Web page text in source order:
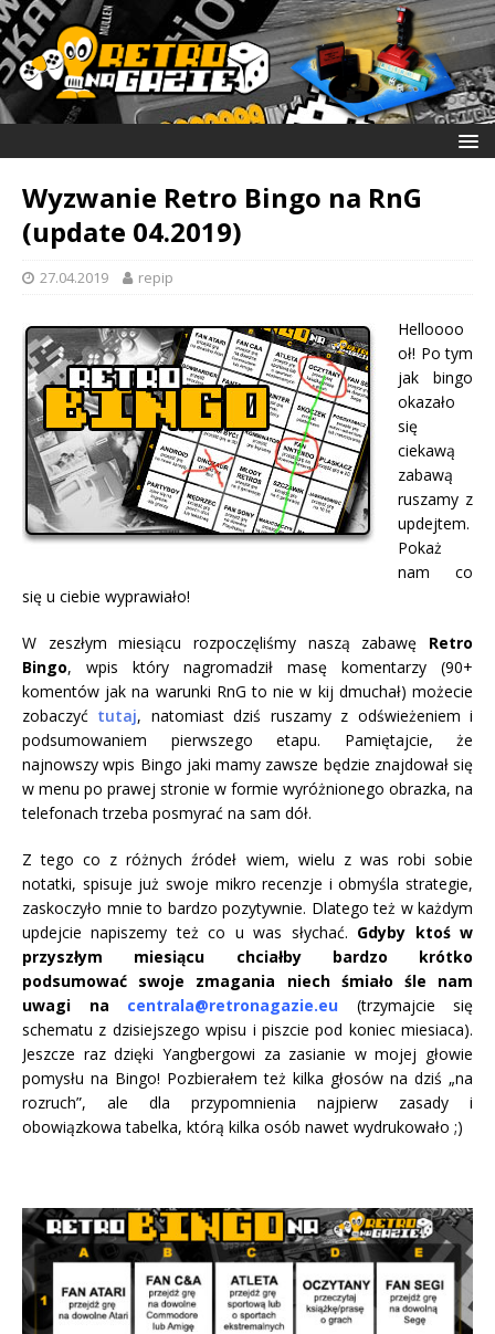
Wyzwanie Retro Bingo na RnG
(update 04.2019)
27.04.2019 repip
Helloooo
oł! Po tym
jak bingo
okazało
się
ciekawą
zabawą
ruszamy z
updejtem.
Pokaż
nam co
się u ciebie wyprawiało!
W zeszłym miesiącu rozpoczęliśmy naszą zabawę Retro
Bingo, wpis który nagromadził masę komentarzy (90+
komentów jak na warunki RnG to nie w kij dmuchał) możecie
zobaczyć tutaj, natomiast dziś ruszamy z odświeżeniem i
podsumowaniem pierwszego etapu. Pamiętajcie, że
najnowszy wpis Bingo jaki mamy zawsze będzie znajdował się
w menu po prawej stronie w formie wyróżnionego obrazka, na
telefonach trzeba posmyrać na sam dół.
Z tego co z różnych źródeł wiem, wielu z was robi sobie
notatki, spisuje już swoje mikro recenzje i obmyśla strategie,
zaskoczyło mnie to bardzo pozytywnie. Dlatego też w każdym
updejcie napiszemy też co u was słychać. Gdyby ktoś w
przyszłym miesiącu chciałby bardzo krótko
podsumować swoje zmagania niech śmiało śle nam
uwagi na centrala@retronagazie.eu (trzymajcie się
schematu z dzisiejszego wpisu i piszcie pod koniec miesiaca).
Jeszcze raz dzięki Yangbergowi za zasianie w mojej głowie
pomysłu na Bingo! Pozbierałem też kilka głosów na dziś „na
rozruch”, ale dla przypomnienia najpierw zasady i
obowiązkowa tabelka, którą kilka osób nawet wydrukowało ;)